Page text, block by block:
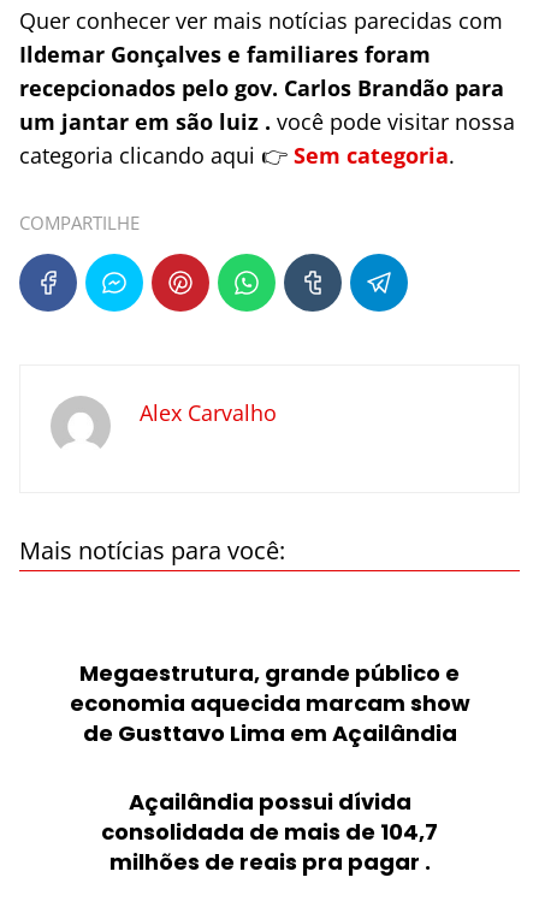
Quer conhecer ver mais notícias parecidas com
Ildemar Gonçalves e familiares foram
recepcionados pelo gov. Carlos Brandão para
um jantar em são luiz . você pode visitar nossa
categoria clicando aqui 👉 Sem categoria.
COMPARTILHE
Alex Carvalho
Mais notícias para você:
Megaestrutura, grande público e
economia aquecida marcam show
de Gusttavo Lima em Açailândia
Açailândia possui dívida
consolidada de mais de 104,7
milhões de reais pra pagar .